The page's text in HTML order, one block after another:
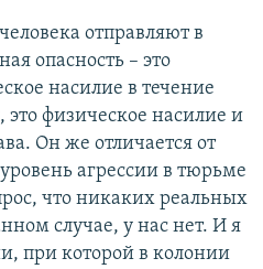
отправляют в
опасность – это
насилие в течение
это физическое насилие и
Он же отличается от
агрессии в тюрьме
что никаких реальных
случае, у нас нет. И я
при которой в колонии